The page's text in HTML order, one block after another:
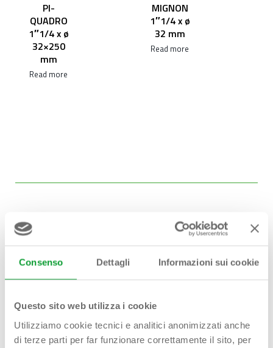
Consenso Dettagli Informazioni sui cookie
Questo sito web utilizza i cookie
Utilizziamo cookie tecnici e analitici anonimizzati anche
di terze parti per far funzionare correttamente il sito, per
PI-
QUADRO
1″1/4 x ø
32×250
mm
Read more
MIGNON
1″1/4 x ø
32 mm
Read more
Hai bisogno di
aiuto?
Contattaci!